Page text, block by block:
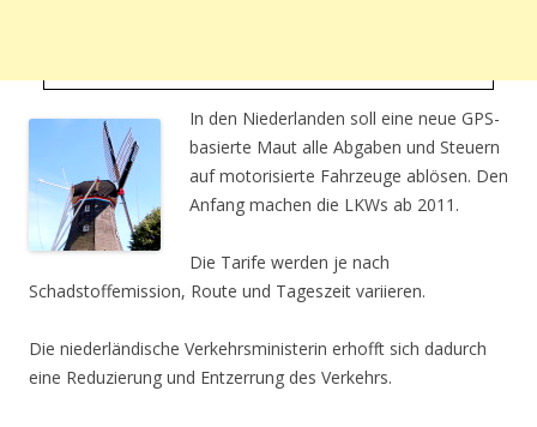
In den Niederlanden soll eine neue GPS-
basierte Maut alle Abgaben und Steuern
auf motorisierte Fahrzeuge ablösen. Den
Anfang machen die LKWs ab 2011.
Die Tarife werden je nach
Schadstoffemission, Route und Tageszeit variieren.
Die niederländische Verkehrsministerin erhofft sich dadurch
eine Reduzierung und Entzerrung des Verkehrs.